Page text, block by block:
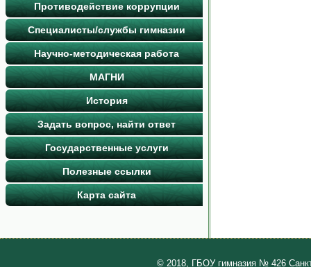
Противодействие коррупции
Специалисты/службы гимназии
Научно-методическая работа
МАГНИ
История
Задать вопрос, найти ответ
Государственные услуги
Полезные ссылки
Карта сайта
© 2018, ГБОУ гимназия № 426